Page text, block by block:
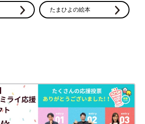
たまひよの絵本